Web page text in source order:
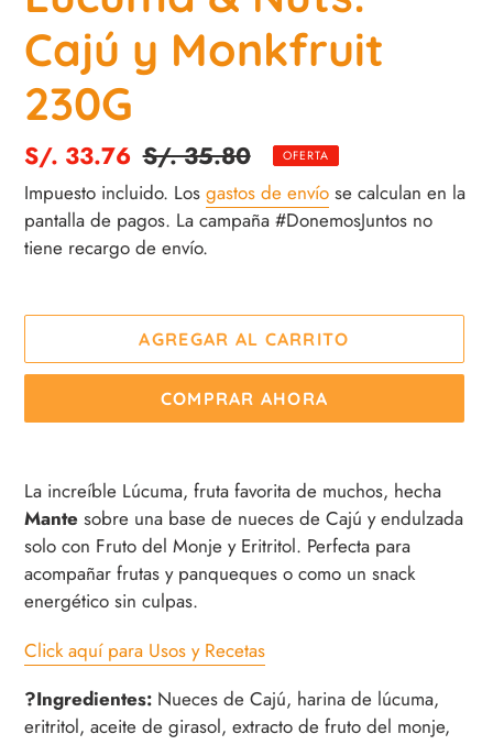
Cajú y Monkfruit
230G
Precio
de
venta
S/. 33.76 Precio
habitual
S/. 35.80 OFERTA
Impuesto incluido. Los gastos de envío se calculan en la
pantalla de pagos. La campaña #DonemosJuntos no
tiene recargo de envío.
AGREGAR AL CARRITO
COMPRAR AHORA
el
producto
a
tu
carrito
compra
La increíble Lúcuma, fruta favorita de muchos, hecha
Mante sobre una base de nueces de Cajú y endulzada
solo con Fruto del Monje y Eritritol. Perfecta para
acompañar frutas y panqueques o como un snack
energético sin culpas.
Click aquí para Usos y Recetas
?Ingredientes: Nueces de Cajú, harina de lúcuma,
eritritol, aceite de girasol, extracto de fruto del monje,